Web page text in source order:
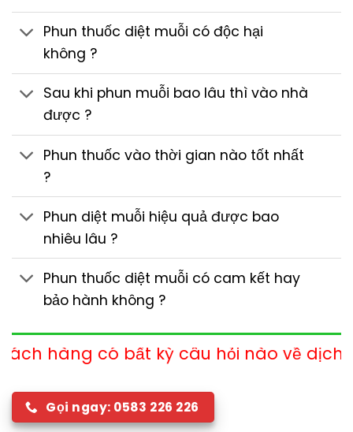
Phun thuốc diệt muỗi có độc hại
không ?
Sau khi phun muỗi bao lâu thì vào nhà
được ?
Phun thuốc vào thời gian nào tốt nhất
?
Phun diệt muỗi hiệu quả được bao
nhiêu lâu ?
Phun thuốc diệt muỗi có cam kết hay
bảo hành không ?
bất kỳ câu hỏi nào về dịch vụ xin vui
Gọi ngay: 0583 226 226